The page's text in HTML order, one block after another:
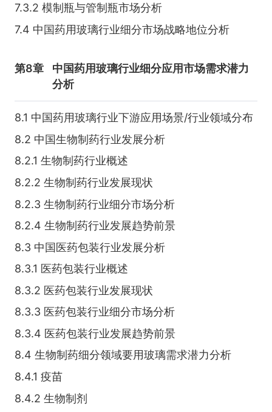
7.3.2 模制瓶与管制瓶市场分析
7.4 中国药用玻璃行业细分市场战略地位分析
第8章
中国药用玻璃行业细分应用市场需求潜力
分析
8.1 中国药用玻璃行业下游应用场景/行业领域分布
8.2 中国生物制药行业发展分析
8.2.1 生物制药行业概述
8.2.2 生物制药行业发展现状
8.2.3 生物制药行业细分市场分析
8.2.4 生物制药行业发展趋势前景
8.3 中国医药包装行业发展分析
8.3.1 医药包装行业概述
8.3.2 医药包装行业发展现状
8.3.3 医药包装行业细分市场分析
8.3.4 医药包装行业发展趋势前景
8.4 生物制药细分领域要用玻璃需求潜力分析
8.4.1 疫苗
8.4.2 生物制剂